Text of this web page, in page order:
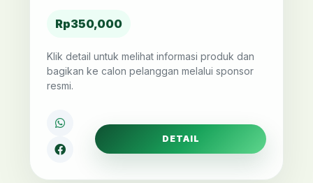
Rp350,000
Klik detail untuk melihat informasi produk dan
bagikan ke calon pelanggan melalui sponsor
resmi.
DETAIL